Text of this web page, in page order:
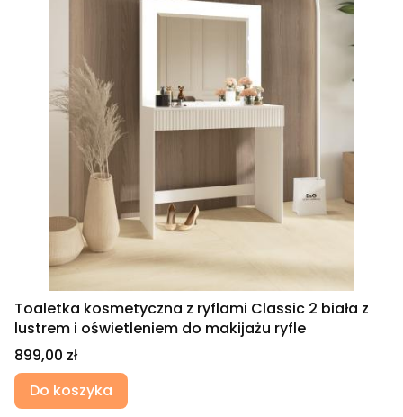
Toaletka kosmetyczna z ryflami Classic 2 biała z
lustrem i oświetleniem do makijażu ryfle
Cena
899,00 zł
Do koszyka